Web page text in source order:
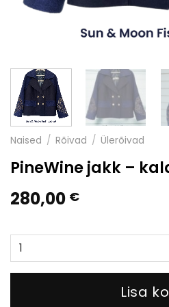
Naised / Rõivad / Ülerõivad
PineWine jakk –
280,00 €
Lisa